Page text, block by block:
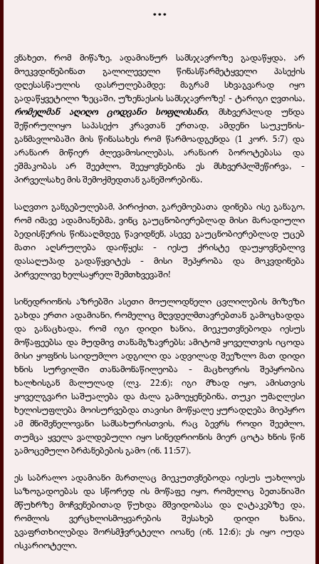
* * *
ვნახეთ, რომ მიწაზე, ადამიანურ სამსჯავროზე გადაწყდა, არ
მოეკვდინებინათ გალილეველი წინასწარმეტყველი პასექის
დღესასწაულის დასრულებამდე; მაგრამ სხვაგვარად იყო
გადაწყვეტილი ზეცაში, უზენაესის სამსჯავროზე! - ტარიგი ღვთისა,
რომელმან აღიღო ცოდვანი სოფლისანი, მსხვერპლად უნდა
შეწირულიყო საპასექო კრავთან ერთად, ამდენი საუკუნის-
განმავლობაში მის წინასახეს რომ წარმოადგენდა (1 კორ. 5:7) და
არანაირ მიწიერ ძლევამოსილებას, არანაირ ბოროტებასა და
ეშმაკობას არ შეეძლო, შეეყოვნებინა ეს მსხვერპლშეწირვა, -
პირველსახე მის შემოქმედთან განეშორებინა.
საღვთო განგებულებამ, პირიქით, გარემოებათა დინება ისე განაგო,
რომ იმავე ადამიანებმა, ვინც გაუცნობიერებლად მისი მარადიული
ბედისწერის წინააღმდეგ წავიდნენ, ასევე გაუცნობიერებლად უცებ
მათი აღსრულება დაიწყეს: - იესუ ქრისტე დაუყოვნებლივ
დასაღუპად გადაწყვიტეს - მისი შეპყრობა და მოკვდინება
პირველივე ხელსაყრელ შემთხვევაში!
სინედრიონის აზრებში ასეთი მოულოდნელი ცვლილების მიზეზი
გახდა ერთი ადამიანი, რომელიც მღვდელმთავრებთან გამოცხადდა
და განაცხადა, რომ იგი დიდი ხანია, მიეკუთვნებოდა იესუს
მოწაფეებსა და მუდმივ თანამგზავრებს; ამიტომ ყოველთვის იცოდა
მისი ყოფნის საიდუმლო ადგილი და ადვილად შეეზლო მათ დიდი
ხნის სურვილში თანამონაწილეობა - მაცხოვრის შეპყრობია
ხალხისგან მალულად (ლკ. 22:6); იგი მზად იყო, ამისთვის
ყოველგვარი საშუალება და ძალა გამოეყენებინა, თუკი უმაღლესი
ხელისუფლება მოისურვებდა თავისი მოწყალე ყურადღება მიეპყრო
ამ მნიშვნელოვანი სამსახურისთვის, რაც ბევრს როდი შეეძლო,
თუმცა ყველა ვალდებული იყო სინედრიონის მიერ ცოტა ხნის წინ
გამოცემული ბრძანებების გამო (ინ. 11:57).
ეს საბრალო ადამიანი მართლაც მიეკუთვნებოდა იესუს უახლოეს
საზოგადოებას და სწორედ ის მოწაფე იყო, რომელიც ბეთანიაში
მწუხრზე მოჩვენებითად წუხდა მშვიდობასა და ღატაკებზე და,
რომლის ვერცხლისმოყვარების შესახებ დიდი ხანია,
გვაფრთხილებდა შორსმჭვრეტელი იოანე (ინ. 12:6); ეს იყო იუდა
ისკარიოტელი.